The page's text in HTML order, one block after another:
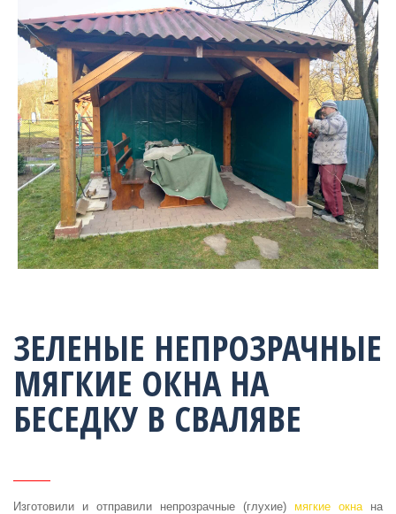
ЗЕЛЕНЫЕ НЕПРОЗРАЧНЫЕ
МЯГКИЕ ОКНА НА
БЕСЕДКУ В СВАЛЯВЕ
Изготовили и отправили непрозрачные (глухие) мягкие окнана